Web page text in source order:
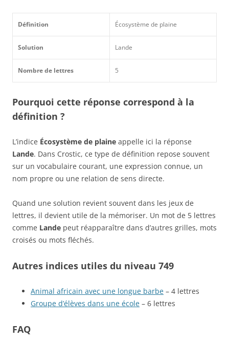
Définition Écosystème de plaine
Solution Lande
Nombre de lettres 5
Pourquoi cette réponse correspond à la
définition ?
L’indice Écosystème de plaine appelle ici la réponse
Lande. Dans Crostic, ce type de définition repose souvent
sur un vocabulaire courant, une expression connue, un
nom propre ou une relation de sens directe.
Quand une solution revient souvent dans les jeux de
lettres, il devient utile de la mémoriser. Un mot de 5 lettres
comme Lande peut réapparaître dans d’autres grilles, mots
croisés ou mots fléchés.
Autres indices utiles du niveau 749
Animal africain avec une longue barbe – 4 lettres
Groupe d’élèves dans une école – 6 lettres
FAQ